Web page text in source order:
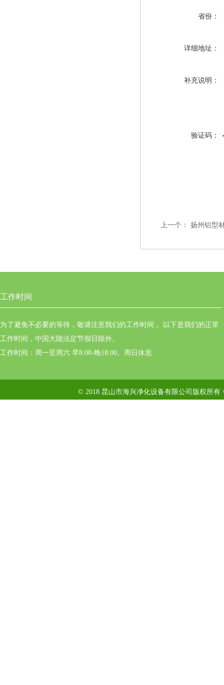
省份：
详细地址：
补充说明：
验证码：
上一个： 扬州铝型
工作时间
为了避免不必要的等待，敬请注意我们的工作时间 。以下是我们的正常
工作时间，中国大陆法定节假日除外。
工作时间：周一至周六 早8:00-晚18:00。周日休息
© 2018 昆山市海兴净化设备有限公司版权所有